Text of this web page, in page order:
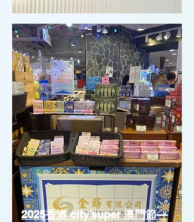
2025香港 city’super 澳門節—